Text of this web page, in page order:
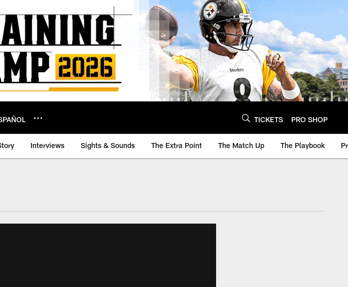
TICKETS PRO SHOP
Interviews Sights & Sounds The Extra Point The Match Up The Playbook